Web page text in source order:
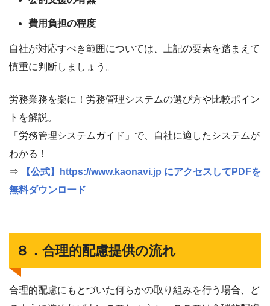
費用負担の程度
自社が対応すべき範囲については、上記の要素を踏まえて
慎重に判断しましょう。
労務業務を楽に！労務管理システムの選び方や比較ポイン
トを解説。
「労務管理システムガイド」で、自社に適したシステムが
わかる！
⇒
【公式】https://www.kaonavi.jp にアクセスしてPDFを
無料ダウンロード
８．合理的配慮提供の流れ
合理的配慮にもとづいた何らかの取り組みを行う場合、ど